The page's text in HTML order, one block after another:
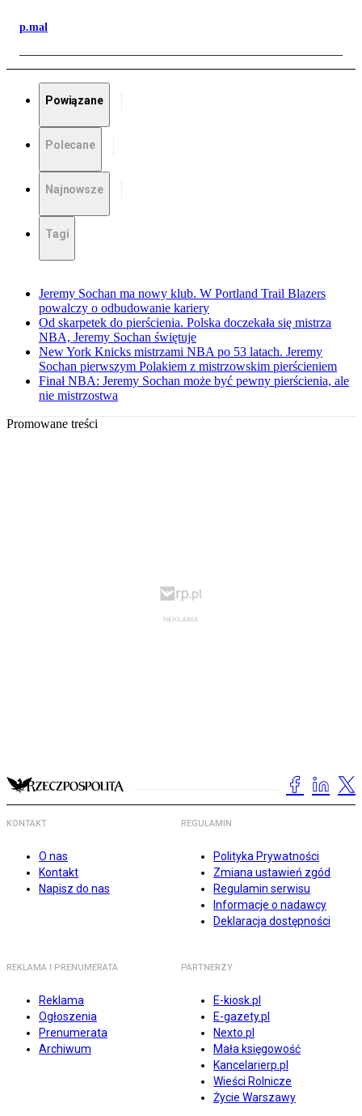
p.mal
Powiązane
Polecane
Najnowsze
Tagi
Jeremy Sochan ma nowy klub. W Portland Trail Blazers
powalczy o odbudowanie kariery
Od skarpetek do pierścienia. Polska doczekała się mistrza
NBA, Jeremy Sochan świętuje
New York Knicks mistrzami NBA po 53 latach. Jeremy
Sochan pierwszym Polakiem z mistrzowskim pierścieniem
Finał NBA: Jeremy Sochan może być pewny pierścienia, ale
nie mistrzostwa
Promowane treści
KONTAKT
O nas
Kontakt
Napisz do nas
REGULAMIN
Polityka Prywatności
Zmiana ustawień zgód
Regulamin serwisu
Informacje o nadawcy
Deklaracja dostępności
REKLAMA I PRENUMERATA
Reklama
Ogłoszenia
Prenumerata
Archiwum
PARTNERZY
E-kiosk.pl
E-gazety.pl
Nexto.pl
Mała księgowość
Kancelarierp.pl
Wieści Rolnicze
Życie Warszawy